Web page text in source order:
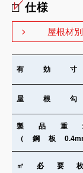
仕様
屋根材
有効
屋根
製品重
（鋼板
㎡必要